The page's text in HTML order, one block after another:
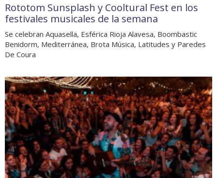
Rototom Sunsplash y Cooltural Fest en los
festivales musicales de la semana
Se celebran Aquasella, Esférica Rioja Alavesa, Boombastic
Benidorm, Mediterránea, Brota Música, Latitudes y Paredes
De Coura